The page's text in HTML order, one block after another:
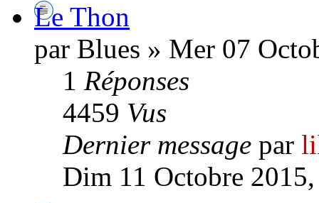
Le Thon
par Blues » Mer 07
1 Réponses
4459 Vus
Dernier message par
Dim 11 Octobre